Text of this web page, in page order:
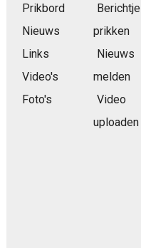
Prikbord
Nieuws
Links
Video's
Foto's
Berichtje
prikken
Nieuws
melden
Video
uploaden